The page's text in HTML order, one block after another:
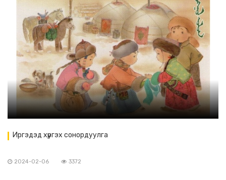
Иргэдэд хүргэх сонордуулга
2024-02-06 3372